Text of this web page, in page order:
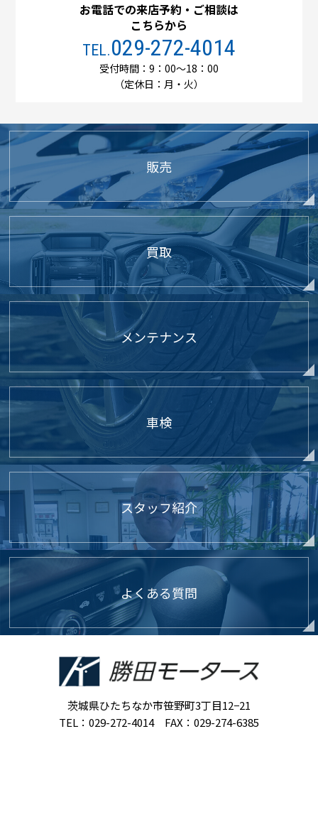
お電話での来店予約・ご相談は
こちらから
TEL.029-272-4014
受付時間：9：00～18：00
（定休日：月・火）
販売
買取
メンテナンス
車検
スタッフ紹介
よくある質問
茨城県ひたちなか市笹野町3丁目12−21
TEL：029-272-4014 FAX：029-274-6385